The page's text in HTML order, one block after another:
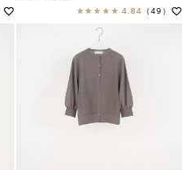
4.84
（49）